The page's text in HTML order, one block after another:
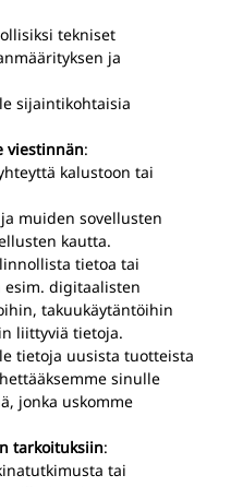
tekniset
ja
sijaintikohtaisia
viestinnän:
kalustoon tai
muiden sovellusten
kautta.
tietoa tai
digitaalisten
takuukäytäntöihin
liittyviä tietoja.
tietoja uusista tuotteista
sinulle
jonka uskomme
tarkoituksiin:
tai